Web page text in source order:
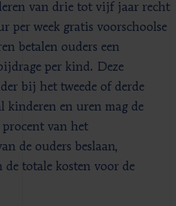
van drie tot vijf jaar recht
per week gratis voorschoolse
betalen ouders een
per kind. Deze
bij het tweede of derde
kinderen en uren mag de
van het
de ouders beslaan,
de totale kosten voor de